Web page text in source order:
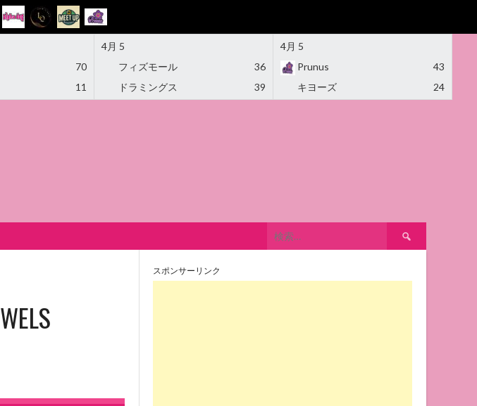
70
11
4月 5
フィズモール
36
ドラミングス
39
4月 5
Prunus
43
キヨーズ
24
索:
WELS
スポンサーリンク